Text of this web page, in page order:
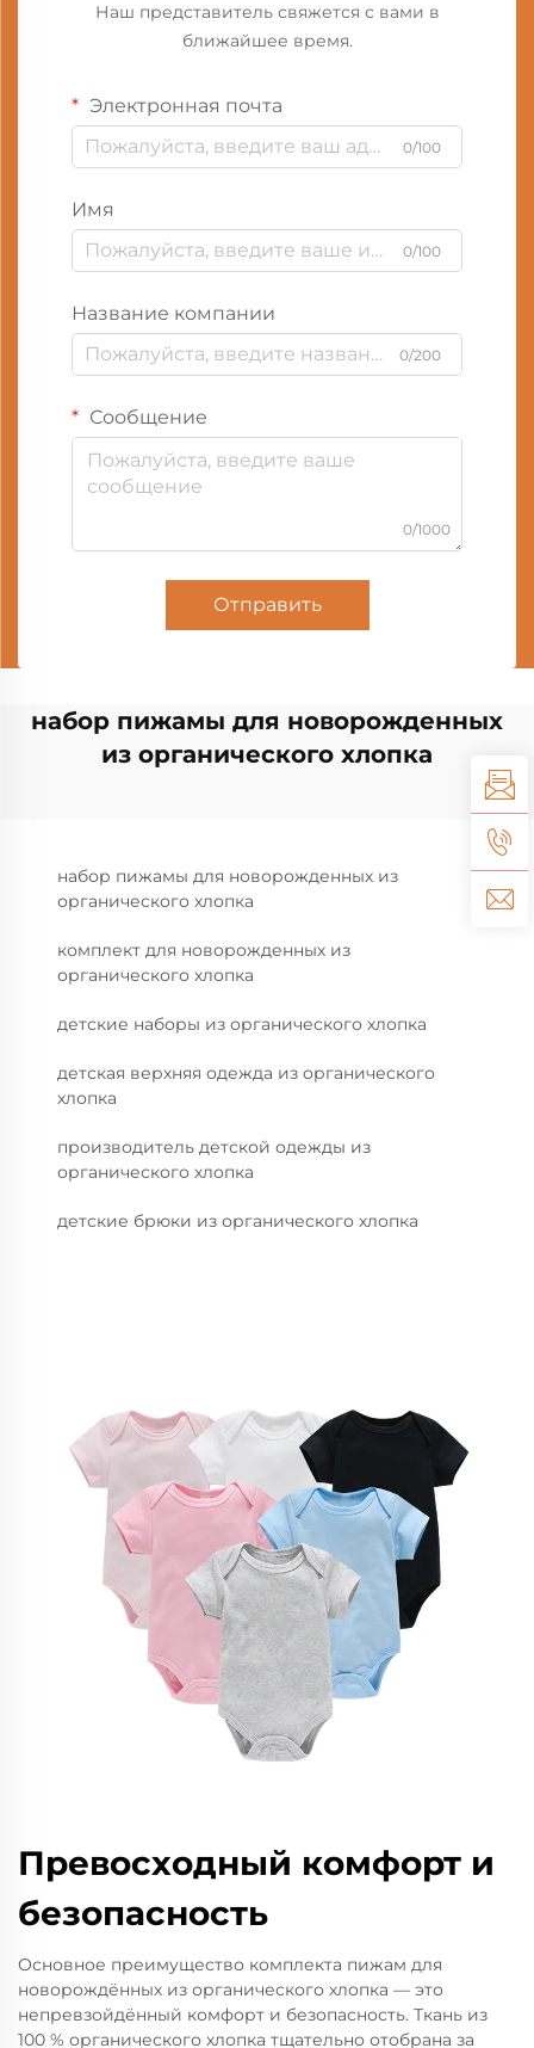
Наш представитель свяжется с вами в
ближайшее время.
Электронная почта
0/100
Имя
0/100
Название компании
0/200
Сообщение
0/1000
Отправить
набор пижамы для новорожденных
из органического хлопка
набор пижамы для новорожденных из
органического хлопка
комплект для новорожденных из
органического хлопка
детские наборы из органического хлопка
детская верхняя одежда из органического
хлопка
производитель детской одежды из
органического хлопка
детские брюки из органического хлопка
Превосходный комфорт и
безопасность
Основное преимущество комплекта пижам для
новорождённых из органического хлопка — это
непревзойдённый комфорт и безопасность. Ткань из
100 % органического хлопка тщательно отобрана за